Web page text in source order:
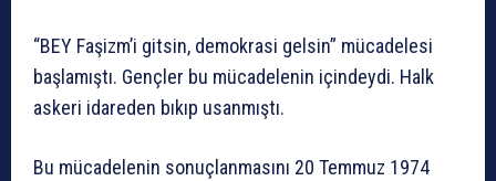
“BEY Faşizm’i gitsin, demokrasi gelsin” mücadelesi
başlamıştı. Gençler bu mücadelenin içindeydi. Halk
askeri idareden bıkıp usanmıştı.
Bu mücadelenin sonuçlanmasını 20 Temmuz 1974